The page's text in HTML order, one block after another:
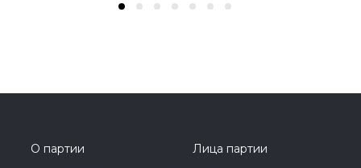
О партии
Лица партии